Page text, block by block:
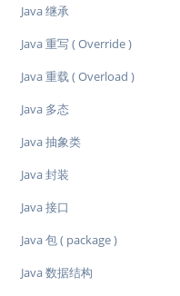
Java 继承
Java 重写 ( Override )
Java 重载 ( Overload )
Java 多态
Java 抽象类
Java 封装
Java 接口
Java 包 ( package )
Java 数据结构